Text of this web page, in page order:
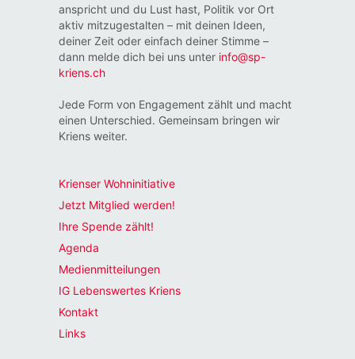
anspricht und du Lust hast, Politik vor Ort
aktiv mitzugestalten – mit deinen Ideen,
deiner Zeit oder einfach deiner Stimme –
dann melde dich bei uns unter info@sp-
kriens.ch
Jede Form von Engagement zählt und macht
einen Unterschied. Gemeinsam bringen wir
Kriens weiter.
Krienser Wohninitiative
Jetzt Mitglied werden!
Ihre Spende zählt!
Agenda
Medienmitteilungen
IG Lebenswertes Kriens
Kontakt
Links